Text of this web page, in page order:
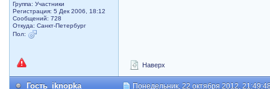
Группа: Участники
Регистрация: 5 Дек 2006, 18:12
Сообщений: 728
Откуда: Санкт-Петербург
Пол:
Наверх
Гость_iknopka Понедельник, 22 октября 2012,